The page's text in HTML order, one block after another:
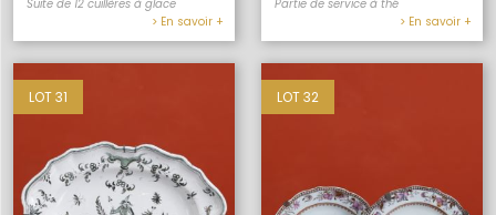
Suite de 12 cuillères à glace
> En savoir +
Partie de service à thé
> En savoir +
LOT 31 LOT 32